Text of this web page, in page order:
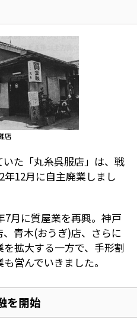
店
た「丸糸呉服店」は、戦
12月に自主廃業しまし
7月に質屋業を再興。神戸
青木(おうぎ)店、さらに
拡大する一方で、手形割
営んでいきました。
を開始